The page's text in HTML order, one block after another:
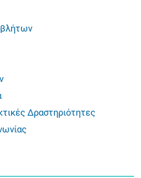
Δραστηριότητες